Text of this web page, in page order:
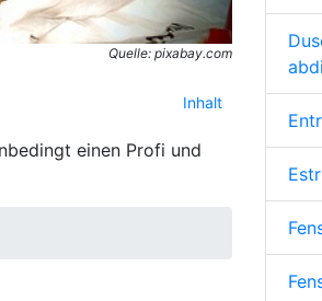
Quelle: pixabay.com
Inhalt
einen Profi und